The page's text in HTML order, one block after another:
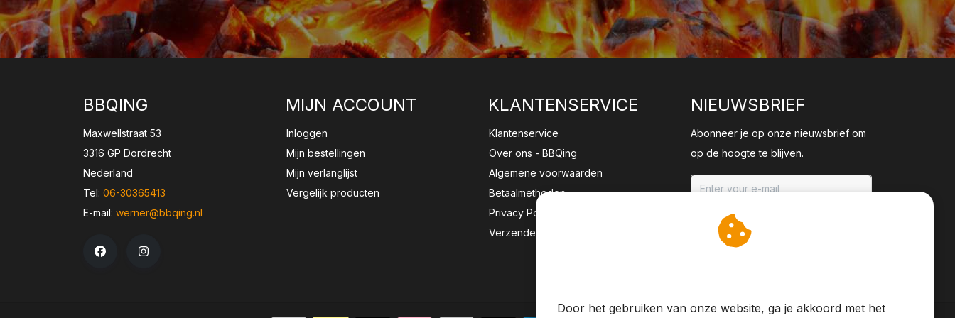
BBQING
Maxwellstraat 53
3316 GP Dordrecht
Nederland
Tel: 06-30365413
E-mail: werner@bbqing.nl
MIJN ACCOUNT
Inloggen
Mijn bestellingen
Mijn verlanglijst
Vergelijk producten
KLANTENSERVICE
Klantenservice
Over ons - BBQing
Algemene voorwaarden
Betaalmethoden
Privacy Policy
Verzenden & retourneren
NIEUWSBRIEF
Abonneer je op onze nieuwsbrief om
op de hoogte te blijven.
ABONNEER
Door het gebruiken van onze website, ga je akkoord met het